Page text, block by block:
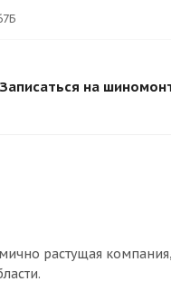
Записаться на
растущая